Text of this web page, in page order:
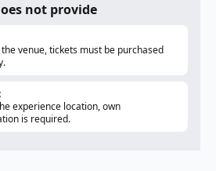
not provide
the venue, tickets must be purchased
experience location, own
is required.